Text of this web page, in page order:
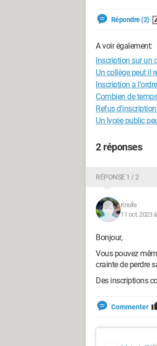
Répondre (2)
A voir également:
Inscription sur un
Un collège peut il
Inscription a
Combien de
Refus
Un lycée public
2 réponses
RÉPONSE 1 / 2
Knolls
11 oct. 2023
Bonjour,
Vous pouvez
crainte de perdre
Des inscriptions
Commenter